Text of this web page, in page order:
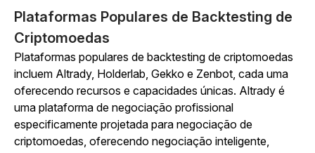
Plataformas Populares de Backtesting de
Criptomoedas
Plataformas populares de backtesting de criptomoedas
incluem Altrady, Holderlab, Gekko e Zenbot, cada uma
oferecendo recursos e capacidades únicas. Altrady é
uma plataforma de negociação profissional
especificamente projetada para negociação de
criptomoedas, oferecendo negociação inteligente,